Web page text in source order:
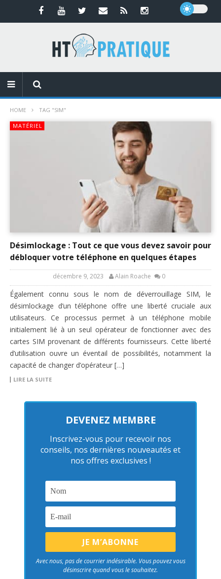
HOME TAG "SIM"
MATÉRIEL
Désimlockage : Tout ce que vous devez savoir pour
débloquer votre téléphone en quelques étapes
décembre 9, 2023 Alain Roache 0
Également connu sous le nom de déverrouillage SIM, le
désimlockage d’un téléphone offre une liberté cruciale aux
utilisateurs. Ce processus permet à un téléphone mobile
initialement lié à un seul opérateur de fonctionner avec des
cartes SIM provenant de différents fournisseurs. Cette liberté
d’utilisation ouvre un éventail de possibilités, notamment la
capacité de changer d’opérateur […]
LIRE LA SUITE
DEVENEZ MEMBRE
Inscrivez-vous pour recevoir nos
conseils, nos dernières nouveautés et
nos offres exclusives !
Avec nous, pas de courrier indésirable. Vous pouvez vous
désinscrire quand vous le souhaitez.